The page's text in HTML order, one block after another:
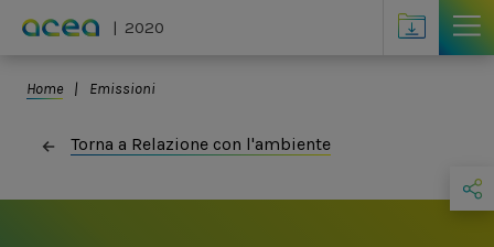
Skip to main content
2020
Altri contenuti
You are here
Home Emissioni
Torna a Relazione con l'ambiente